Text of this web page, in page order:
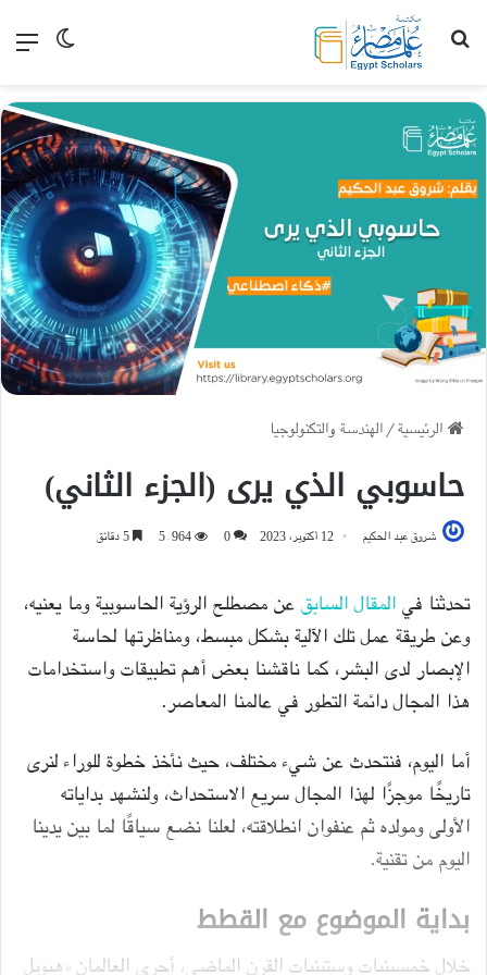
الوضع بحث عن
الرئيسية/الهندسة والتكنولوجيا
حاسوبي الذي يرى (الجزء الثاني)
شروق عبد الحكيم 12 أكتوبر، 2023 0 5٬964
تحدثنا في المقال السابق عن مصطلح الرؤية الحاسوبية وما يعنيه،
وعن طريقة عمل تلك الآلية بشكل مبسط، ومناظرتها لحاسة
الإبصار لدى البشر، كما ناقشنا بعض أهم تطبيقات واستخدامات
هذا المجال دائمة التطور في عالمنا المعاصر.
أما اليوم، فنتحدث عن شيء مختلف، حيث نأخذ خطوة للوراء لنرى
تاريخًا موجزًا لهذا المجال سريع الاستحداث، ولنشهد بداياته
الأولى ومولده ثم عنفوان انطلاقته، لعلنا نضع سياقًا لما بين يدينا
اليوم من تقنية.
بداية الموضوع مع القطط
خلال خمسينيات وستينيات القرن الماضي، أجرى العالمان «هيوبل